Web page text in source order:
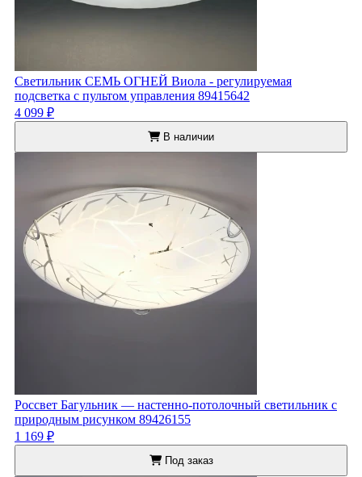
Светильник СЕМЬ ОГНЕЙ Виола - регулируемая
подсветка с пультом управления 89415642
4 099 ₽
В наличии
Россвет Багульник — настенно-потолочный светильник с
природным рисунком 89426155
1 169 ₽
Под заказ